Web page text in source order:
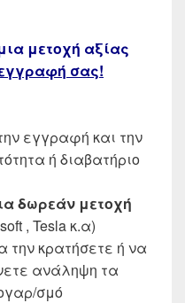
μετοχή αξίας
σας!
εγγραφή και την
ή διαβατήριο
δωρεάν μετοχή
, Tesla κ.α)
την κρατήσετε ή να
ανάληψη τα
σμό